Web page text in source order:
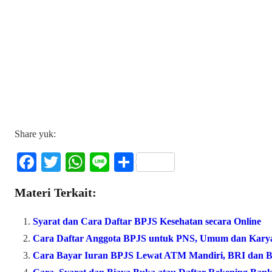
Share yuk:
Fa
bo
ok
T
tte
r
W
ts
A
pp
Li S
Materi Terkait:
Syarat dan Cara Daftar BPJS Kesehatan secara Online
Cara Daftar Anggota BPJS untuk PNS, Umum dan
Cara Bayar Iuran BPJS Lewat ATM Mandiri, BRI dan